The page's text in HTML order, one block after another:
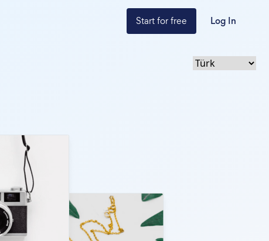
Start for free Log In